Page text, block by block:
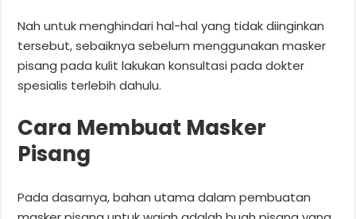
Nah untuk menghindari hal-hal yang tidak diinginkan
tersebut, sebaiknya sebelum menggunakan masker
pisang pada kulit lakukan konsultasi pada dokter
spesialis terlebih dahulu.
Cara Membuat Masker
Pisang
Pada dasarnya, bahan utama dalam pembuatan